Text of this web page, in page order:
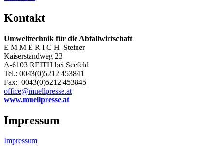
Kontakt
Umwelttechnik für die Abfallwirtschaft
E M M E R I C H Steiner
Kaiserstandweg 23
A-6103 REITH bei Seefeld
Tel.: 0043(0)5212 453841
Fax: 0043(0)5212 453845
office@muellpresse.at
www.muellpresse.at
Impressum
Impressum